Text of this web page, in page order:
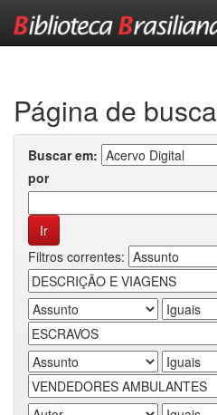
Página de busca
Buscar em:
por
Filtros correntes: